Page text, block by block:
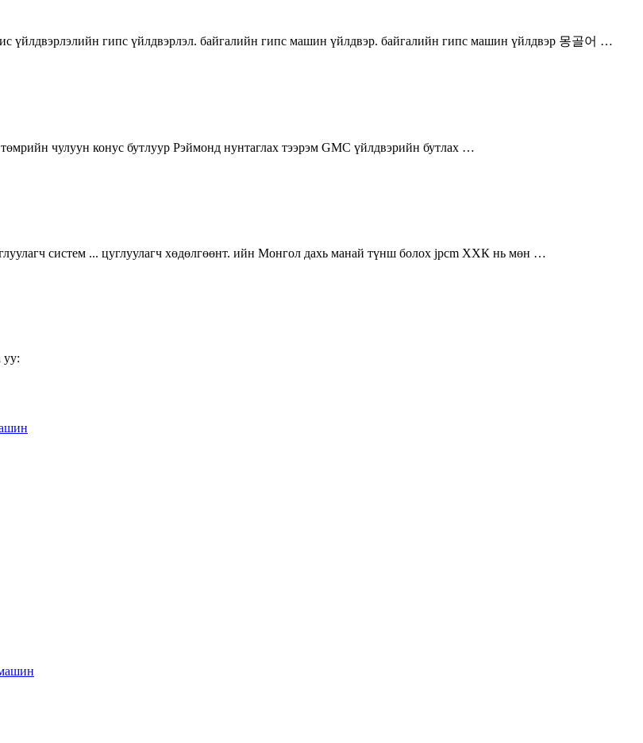
үйлдвэрлэлийн гипс үйлдвэрлэл. байгалийн гипс машин үйлдвэр. байгалийн гипс машин үйлдвэр 몽골어 …
чулуун конус бутлуур Рэймонд нунтаглах тээрэм GMC үйлдвэрийн бутлах …
систем ... цуглуулагч хөдөлгөөнт. ийн Монгол дахь манай түнш болох jpcm ХХК нь мөн …
уу: